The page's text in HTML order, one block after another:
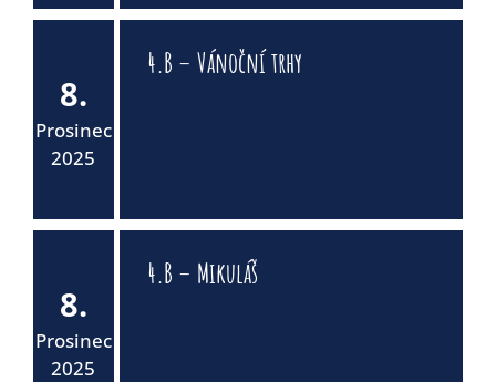
8.
Prosinec
2025
4.B – Vánoční trhy
8.
Prosinec
2025
4.B – Mikuláš